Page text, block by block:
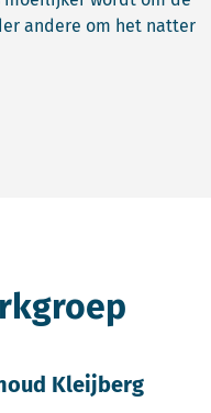
andere om het natter
Kleijberg